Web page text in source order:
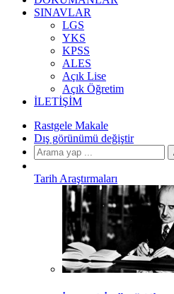
SINAVLAR
LGS
YKS
KPSS
ALES
Açık Lise
Açık Öğretim
İLETIŞIM
Rastgele Makale
Dış görünümü değiştir
Tarih Araştırmaları